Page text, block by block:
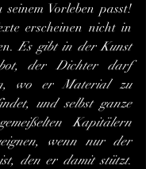
seinem Vorleben passt!
erscheinen nicht in
Es gibt in der Kunst
der Dichter darf
wo er Material zu
und selbst ganze
Kapitälern
wenn nur der
den er damit stützt.